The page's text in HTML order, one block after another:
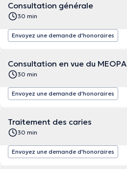
Consultation générale
30 min
Envoyez une demande d'honoraires
Consultation en vue du MEOPA
30 min
Envoyez une demande d'honoraires
Traitement des caries
30 min
Envoyez une demande d'honoraires